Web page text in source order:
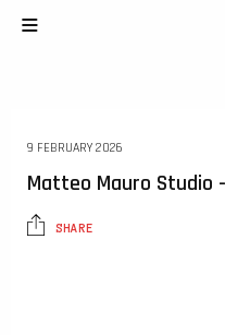
9 FEBRUARY 2026
Matteo Mauro Studio
SHARE